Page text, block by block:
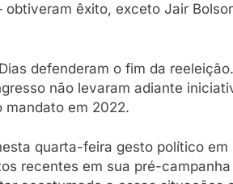
êxito, exceto Jair
defenderam o fim da reeleição.
não levaram adiante
mandato em 2022.
quarta-feira gesto político em
recentes em sua pré-campanha